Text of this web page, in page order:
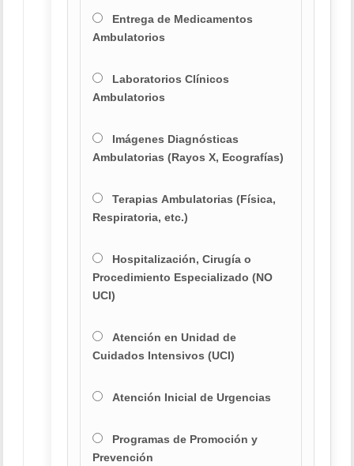
Entrega de Medicamentos
Ambulatorios
Laboratorios Clínicos
Ambulatorios
Imágenes Diagnósticas
Ambulatorias (Rayos X, Ecografías)
Terapias Ambulatorias (Física,
Respiratoria, etc.)
Hospitalización, Cirugía o
Procedimiento Especializado (NO
UCI)
Atención en Unidad de
Cuidados Intensivos (UCI)
Atención Inicial de Urgencias
Programas de Promoción y
Prevención